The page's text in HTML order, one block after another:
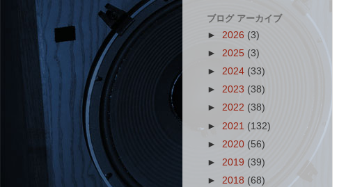
ブログ アーカイブ
► 2026 (3)
► 2025 (3)
► 2024 (33)
► 2023 (38)
► 2022 (38)
► 2021 (132)
► 2020 (56)
► 2019 (39)
► 2018 (68)